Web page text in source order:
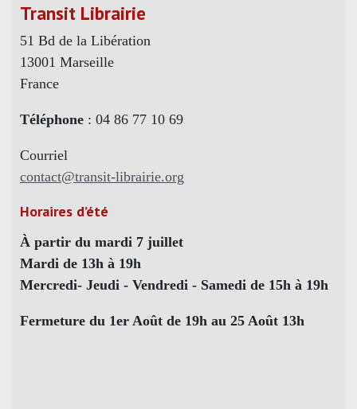
Transit Librairie
51 Bd de la Libération
13001 Marseille
France
Téléphone : 04 86 77 10 69
Courriel
contact@transit-librairie.org
Horaires d’été
À partir du mardi 7 juillet
Mardi de 13h à 19h
Mercredi- Jeudi - Vendredi - Samedi de 15h à 19h
Fermeture du 1er Août de 19h au 25 Août 13h